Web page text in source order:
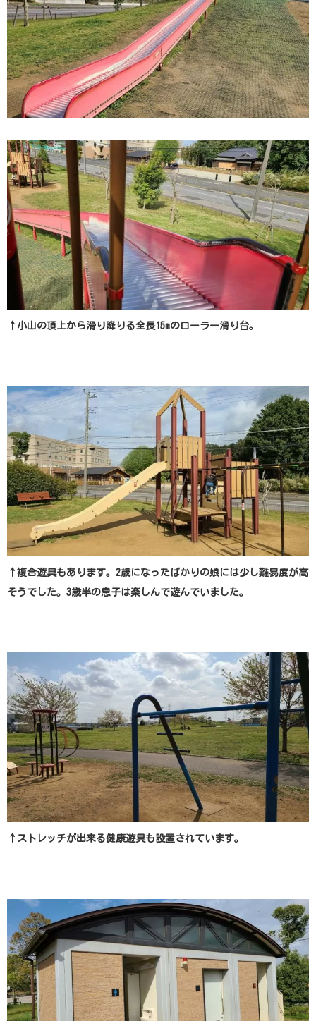
↑小山の頂上から滑り降りる全長15mのローラー滑り台。
↑複合遊具もあります。2歳になったばかりの娘には少し難易度が高
そうでした。3歳半の息子は楽しんで遊んでいました。
↑ストレッチが出来る健康遊具も設置されています。